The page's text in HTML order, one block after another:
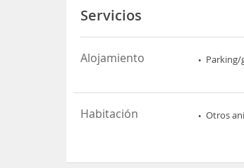
Servicios
Alojamiento Parking/
Habitación Otros